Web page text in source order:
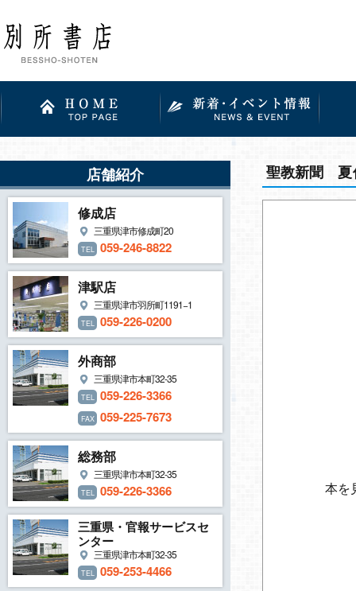
店舗紹介
修成店
三重県津市修成町20
TEL 059-246-8822
津駅店
三重県津市羽所町1191−1
TEL 059-226-0200
外商部
三重県津市本町32-35
TEL 059-226-3366
FAX 059-225-7673
総務部
三重県津市本町32-35
TEL 059-226-3366
三重県・官報サービスセ
ンター
三重県津市本町32-35
TEL 059-253-4466
聖教新聞 夏
本を